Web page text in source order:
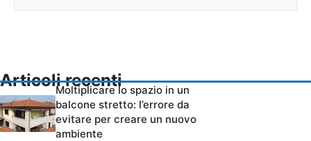
Articoli recenti
Moltiplicare lo spazio in un
balcone stretto: l’errore da
evitare per creare un nuovo
ambiente